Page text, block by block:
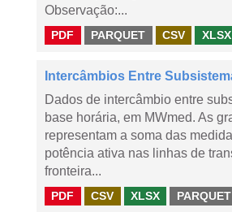
Observação:...
PDF PARQUET CSV XLSX
Intercâmbios Entre
Dados de intercâmbio entre
base horária, em MWmed. As
representam a soma das
potência ativa nas linhas de
fronteira...
PDF CSV XLSX PARQUET